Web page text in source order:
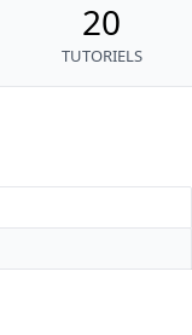
20
TUTORIELS